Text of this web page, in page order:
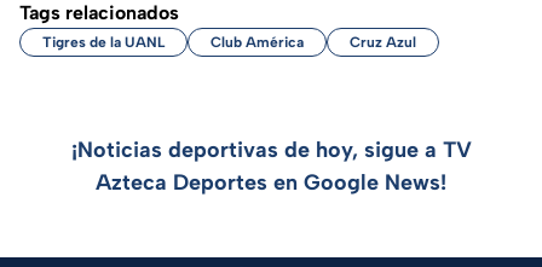
Tags relacionados
Tigres de la UANL Club América Cruz Azul
¡Noticias deportivas de hoy, sigue a TV
Azteca Deportes en Google News!